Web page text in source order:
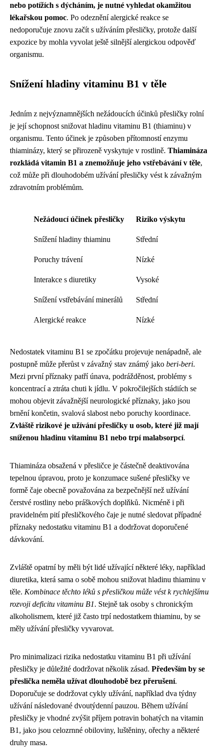
nebo potížích s dýcháním, je nutné vyhledat okamžitou
lékařskou pomoc. Po odeznění alergické reakce se
nedoporučuje znovu začít s užíváním přesličky, protože další
expozice by mohla vyvolat ještě silnější alergickou odpověď
organismu.
Snížení hladiny vitaminu B1 v těle
Jedním z nejvýznamnějších nežádoucích účinků přesličky rolní
je její schopnost snižovat hladinu vitaminu B1 (thiaminu) v
organismu. Tento účinek je způsoben přítomností enzymu
thiaminázy, který se přirozeně vyskytuje v rostlině. Thiamináza
rozkládá vitamin B1 a znemožňuje jeho vstřebávání v těle,
což může při dlouhodobém užívání přesličky vést k závažným
zdravotním problémům.
Nežádoucí účinek přesličky Riziko výskytu
Snížení hladiny thiaminu Střední
Poruchy trávení Nízké
Interakce s diuretiky Vysoké
Snížení vstřebávání minerálů Střední
Alergické reakce Nízké
Nedostatek vitaminu B1 se zpočátku projevuje nenápadně, ale
postupně může přerůst v závažný stav známý jako beri-beri.
Mezi první příznaky patří únava, podrážděnost, problémy s
koncentrací a ztráta chuti k jídlu. V pokročilejších stádiích se
mohou objevit závažnější neurologické příznaky, jako jsou
brnění končetin, svalová slabost nebo poruchy koordinace.
Zvláště rizikové je užívání přesličky u osob, které již mají
sníženou hladinu vitaminu B1 nebo trpí malabsorpcí.
Thiamináza obsažená v přesličce je částečně deaktivována
tepelnou úpravou, proto je konzumace sušené přesličky ve
formě čaje obecně považována za bezpečnější než užívání
čerstvé rostliny nebo práškových doplňků. Nicméně i při
pravidelném pití přesličkového čaje je nutné sledovat případné
příznaky nedostatku vitaminu B1 a dodržovat doporučené
dávkování.
Zvláště opatrní by měli být lidé užívající některé léky, například
diuretika, která sama o sobě mohou snižovat hladinu thiaminu v
těle. Kombinace těchto léků s přesličkou může vést k rychlejšímu
rozvoji deficitu vitaminu B1. Stejně tak osoby s chronickým
alkoholismem, které již často trpí nedostatkem thiaminu, by se
měly užívání přesličky vyvarovat.
Pro minimalizaci rizika nedostatku vitaminu B1 při užívání
přesličky je důležité dodržovat několik zásad. Především by se
přeslička neměla užívat dlouhodobě bez přerušení.
Doporučuje se dodržovat cykly užívání, například dva týdny
užívání následované dvoutýdenní pauzou. Během užívání
přesličky je vhodné zvýšit příjem potravin bohatých na vitamin
B1, jako jsou celozrnné obiloviny, luštěniny, ořechy a některé
druhy masa.